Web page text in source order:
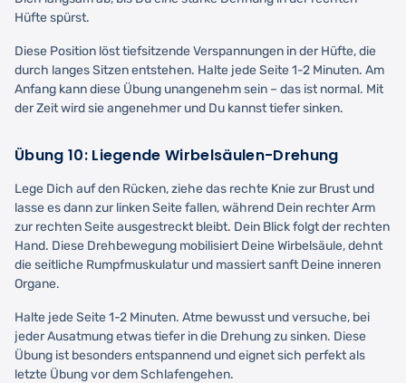
Hüfte spürst.
Diese Position löst tiefsitzende Verspannungen in der Hüfte, die
durch langes Sitzen entstehen. Halte jede Seite 1-2 Minuten. Am
Anfang kann diese Übung unangenehm sein – das ist normal. Mit
der Zeit wird sie angenehmer und Du kannst tiefer sinken.
Übung 10: Liegende Wirbelsäulen-Drehung
Lege Dich auf den Rücken, ziehe das rechte Knie zur Brust und
lasse es dann zur linken Seite fallen, während Dein rechter Arm
zur rechten Seite ausgestreckt bleibt. Dein Blick folgt der rechten
Hand. Diese Drehbewegung mobilisiert Deine Wirbelsäule, dehnt
die seitliche Rumpfmuskulatur und massiert sanft Deine inneren
Organe.
Halte jede Seite 1-2 Minuten. Atme bewusst und versuche, bei
jeder Ausatmung etwas tiefer in die Drehung zu sinken. Diese
Übung ist besonders entspannend und eignet sich perfekt als
letzte Übung vor dem Schlafengehen.